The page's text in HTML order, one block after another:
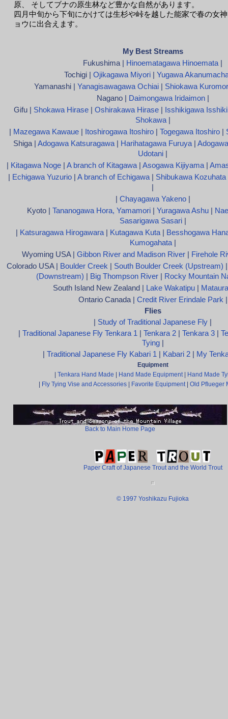
原、 そしてブナの原生林など豊かな自然があります。
四月中旬から下旬にかけては生杉や峠を越した能家で春の女
ョウに出合えます。
My Best Streams
Fukushima | Hinoematagawa Hinoemata |
Tochigi | Ojikagawa Miyori | Yugawa
Yamanashi | Yanagisawagawa Ochiai | Shiokawa
Nagano | Daimongawa Iridaimon|
Gifu | Shokawa Hirase | Oshirakawa Hirase | Isshikigawa Isshiki
Shokawa|
| Mazegawa Kawaue| Itoshirogawa Itoshiro| Togegawa Itoshiro|
Shiga | Adogawa Katsuragawa | Harihatagawa Furuya |
Udotani |
| Kitagawa Noge | A branch of Kitagawa | Asogawa Kijiyama |
| Echigawa Yuzurio| A branch of Echigawa| Shibukawa Kozuhata
|
| Chayagawa Yakeno|
Kyoto | Tananogawa Hora, Yamamori| Yuragawa Ashu|
Sasarigawa Sasari|
| Katsuragawa Hirogawara | Kutagawa Kuta | Besshogawa
Kumogahata|
Wyoming USA | Gibbon River and Madison River | Firehole
Colorado USA | Boulder Creek | South Boulder Creek (Upstream)
(Downstream) | Big Thompson River| Rocky Mountain
South Island New Zealand | Lake Wakatipu |
Ontario Canada | Credit River Erindale Park |
Flies
Study of Traditional Japanese Fly
Traditional Japanese Fly Tenkara 1 Tenkara 2| Tenkara 3|
Tying|
Traditional Japanese Fly Kabari 1 Kabari 2| My
Equipment
Tenkara Hand Made Hand Made Equipment|
Hand Made
Fly Tying Vise and Accessories| Favorite Equipment| Old Pflueger
Back to Main Home Page
Paper Craft of Japanese Trout and the World Trout
© 1997 Yoshikazu Fujioka